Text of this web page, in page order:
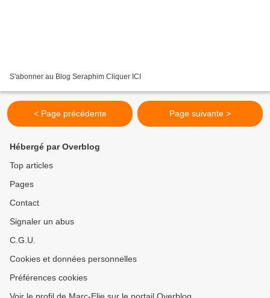
S'abonner au Blog Seraphim Cliquer ICI
< Page précédente Page suivante >
Hébergé par Overblog
Top articles
Pages
Contact
Signaler un abus
C.G.U.
Cookies et données personnelles
Préférences cookies